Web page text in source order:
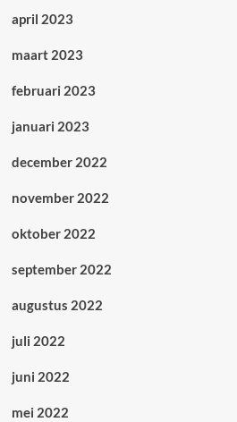
april 2023
maart 2023
februari 2023
januari 2023
december 2022
november 2022
oktober 2022
september 2022
augustus 2022
juli 2022
juni 2022
mei 2022